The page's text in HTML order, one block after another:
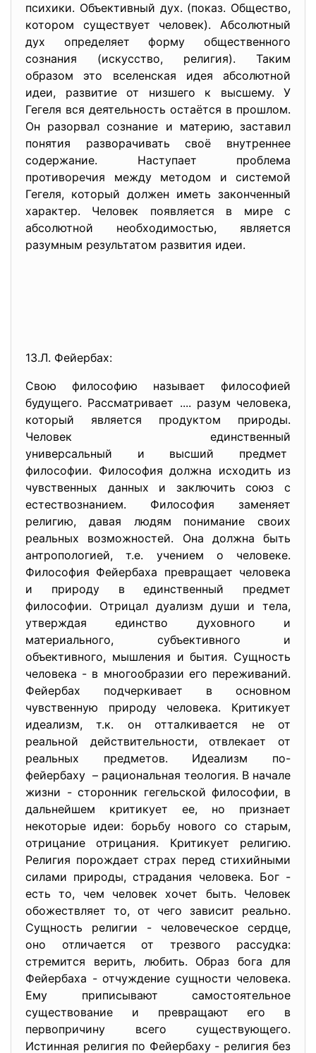
психики. Объективный дух. (показ. Общество,
котором существует человек). Абсолютный
дух определяет форму общественного
сознания (искусство, религия). Таким
образом это вселенская идея абсолютной
идеи, развитие от низшего к высшему. У
Гегеля вся деятельность остаётся в прошлом.
Он разорвал сознание и материю, заставил
понятия разворачивать своё внутреннее
содержание. Наступает проблема
противоречия между методом и системой
Гегеля, который должен иметь законченный
характер. Человек появляется в мире с
абсолютной необходимостью, является
разумным результатом развития идеи.
13.Л. Фейербах:
Свою философию называет философией
будущего. Рассматривает .... разум человека,
который является продуктом природы.
Человек единственный
универсальный и высший предмет
философии. Философия должна исходить из
чувственных данных и заключить союз с
естествознанием. Философия заменяет
религию, давая людям понимание своих
реальных возможностей. Она должна быть
антропологией, т.е. учением о человеке.
Философия Фейербаха превращает человека
и природу в единственный предмет
философии. Отрицал дуализм души и тела,
утверждая единство духовного и
материального, субъективного и
объективного, мышления и бытия. Сущность
человека - в многообразии его переживаний.
Фейербах подчеркивает в основном
чувственную природу человека. Критикует
идеализм, т.к. он отталкивается не от
реальной действительности, отвлекает от
реальных предметов. Идеализм по-
фейербаху – рациональная теология. В начале
жизни - сторонник гегельской философии, в
дальнейшем критикует ее, но признает
некоторые идеи: борьбу нового со старым,
отрицание отрицания. Критикует религию.
Религия порождает страх перед стихийными
силами природы, страдания человека. Бог -
есть то, чем человек хочет быть. Человек
обожествляет то, от чего зависит реально.
Сущность религии - человеческое сердце,
оно отличается от трезвого рассудка:
стремится верить, любить. Образ бога для
Фейербаха - отчуждение сущности человека.
Ему приписывают самостоятельное
существование и превращают его в
первопричину всего существующего.
Истинная религия по Фейербаху - религия без